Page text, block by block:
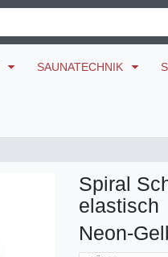
SAUNATECHNIK
Spiral
elastisch
Neon-